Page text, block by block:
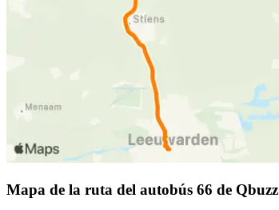
Mapa de la ruta del autobús 66 de Qbuzz